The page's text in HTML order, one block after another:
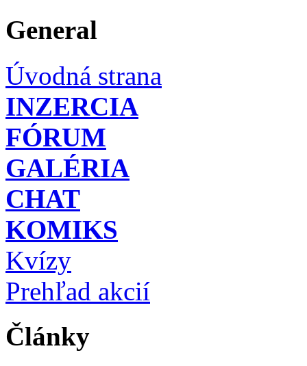
General
Úvodná strana
INZERCIA
FÓRUM
GALÉRIA
CHAT
KOMIKS
Kvízy
Prehľad akcií
Články